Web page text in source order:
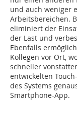
und auch weniger
Arbeitsbereichen.
eliminiert der
der Last und
Ebenfalls
Kollegen vor Ort,
schneller
entwickelten
des Systems
Smartphone-App.